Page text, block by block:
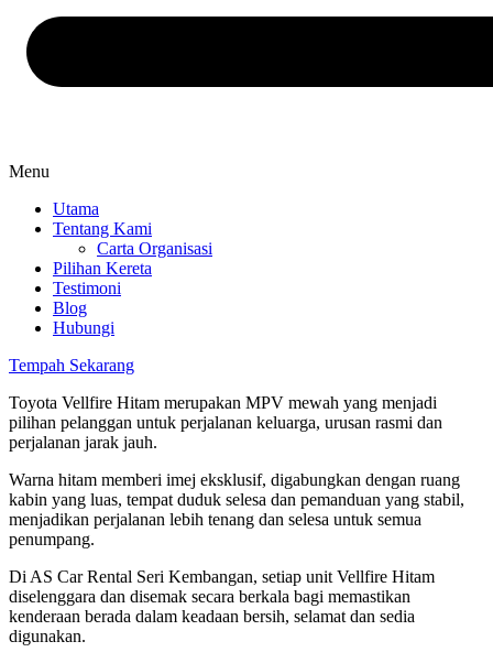
Menu
Utama
Tentang Kami
Carta Organisasi
Pilihan Kereta
Testimoni
Blog
Hubungi
Tempah Sekarang
Toyota Vellfire Hitam merupakan MPV mewah yang menjadi
pilihan pelanggan untuk perjalanan keluarga, urusan rasmi dan
perjalanan jarak jauh.
Warna hitam memberi imej eksklusif, digabungkan dengan ruang
kabin yang luas, tempat duduk selesa dan pemanduan yang stabil,
menjadikan perjalanan lebih tenang dan selesa untuk semua
penumpang.
Di AS Car Rental Seri Kembangan, setiap unit Vellfire Hitam
diselenggara dan disemak secara berkala bagi memastikan
kenderaan berada dalam keadaan bersih, selamat dan sedia
digunakan.